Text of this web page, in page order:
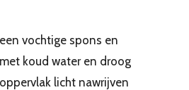
vochtige spons en
koud water en droog
licht nawrijven